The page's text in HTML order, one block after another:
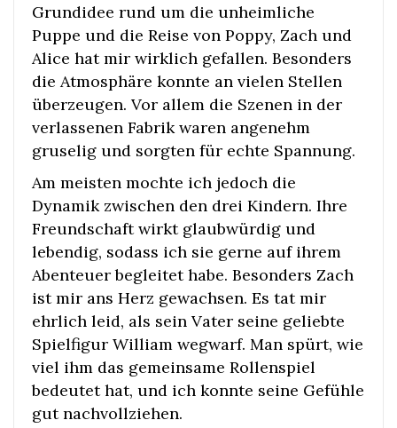
Grundidee rund um die unheimliche
Puppe und die Reise von Poppy, Zach und
Alice hat mir wirklich gefallen. Besonders
die Atmosphäre konnte an vielen Stellen
überzeugen. Vor allem die Szenen in der
verlassenen Fabrik waren angenehm
gruselig und sorgten für echte Spannung.
Am meisten mochte ich jedoch die
Dynamik zwischen den drei Kindern. Ihre
Freundschaft wirkt glaubwürdig und
lebendig, sodass ich sie gerne auf ihrem
Abenteuer begleitet habe. Besonders Zach
ist mir ans Herz gewachsen. Es tat mir
ehrlich leid, als sein Vater seine geliebte
Spielfigur William wegwarf. Man spürt, wie
viel ihm das gemeinsame Rollenspiel
bedeutet hat, und ich konnte seine Gefühle
gut nachvollziehen.